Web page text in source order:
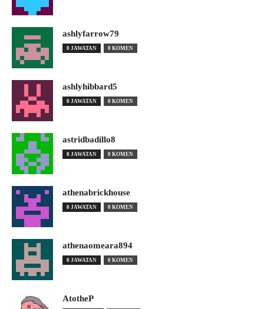
ashlyfarrow79
0 JAWATAN 0 KOMEN
ashlyhibbard5
0 JAWATAN 0 KOMEN
astridbadillo8
0 JAWATAN 0 KOMEN
athenabrickhouse
0 JAWATAN 0 KOMEN
athenaomeara894
0 JAWATAN 0 KOMEN
AtotheP